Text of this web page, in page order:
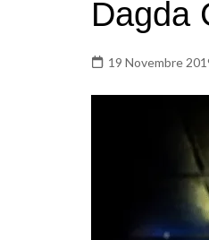
Dagda
19 Novembre